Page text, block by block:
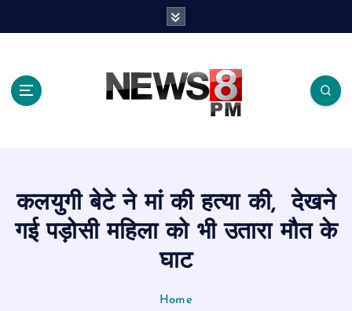
कलयुगी बेटे ने मां की हत्या की, देखने
गई पड़ोसी महिला को भी उतारा मौत के
घाट
Home